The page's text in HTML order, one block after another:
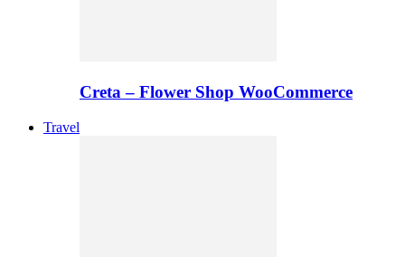
Creta – Flower Shop WooCommerce
Travel